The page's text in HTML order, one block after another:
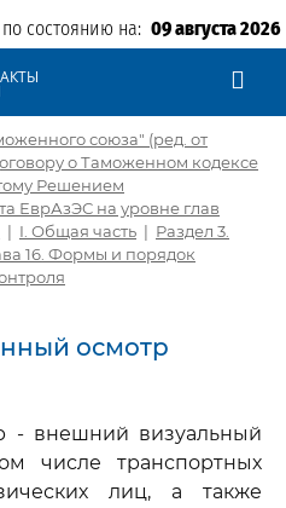
состоянию на: 09 августа 2026
союза" (ред. от
о Таможенном кодексе
Решением
ЕврАзЭС на уровне глав
| I. Общая часть | Раздел 3.
16. Формы и порядок
осмотр
- внешний визуальный
числе транспортных
лиц, а также